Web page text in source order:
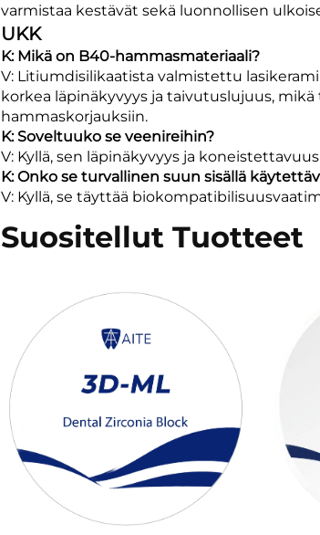
varmistaa kestävät sekä luonnollisen
UKK
K: Mikä on B40-hammasmateriaali?
V: Litiumdisilikaatista valmistettu
korkea läpinäkyvyys ja taivutuslujuus,
hammaskorjauksiin.
K: Soveltuuko se veenireihin?
V: Kyllä, sen läpinäkyvyys ja
K: Onko se turvallinen suun sisällä
V: Kyllä, se täyttää
Suositellut Tuotteet